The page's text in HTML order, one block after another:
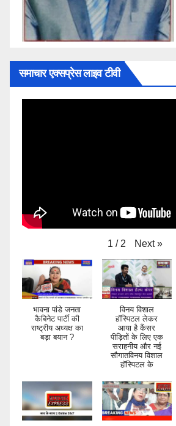
समाचार एक्सप्रेस लाइव टीवी
1 / 2 Next »
भावना पांडे जनता
कैबिनेट पार्टी की
राष्ट्रीय अध्यक्ष का
बड़ा बयान ?
विनय विशाल
हॉस्पिटल लेकर
आया है कैंसर
पीड़ितों के लिए एक
सराहनीय और नई
सौगातविनय विशाल
हॉस्पिटल के